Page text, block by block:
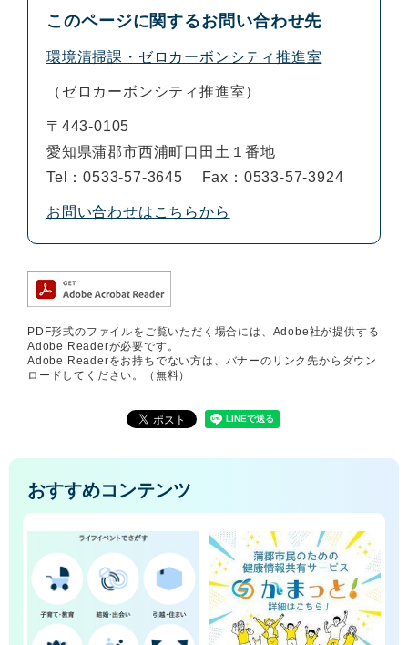
このページに関するお問い合わせ先
環境清掃課・ゼロカーボンシティ推進室
ゼロカーボンシティ推進室
〒443-0105
愛知県蒲郡市西浦町口田土１番地
Tel：0533-57-3645
Fax：0533-57-3924
お問い合わせはこちらから
PDF形式のファイルをご覧いただく場合には、Adobe社が提供する
Adobe Readerが必要です。
Adobe Readerをお持ちでない方は、バナーのリンク先からダウン
ロードしてください。（無料）
おすすめコンテンツ